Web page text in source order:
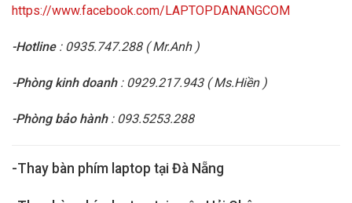
https://www.facebook.com/LAPTOPDANANGCOM
-Hotline: 0935.747.288 ( Mr.Anh )
-Phòng kinh doanh: 0929.217.943 ( Ms.Hiền )
-Phòng bảo hành: 093.5253.288
-Thay bàn phím laptop tại Đà Nẵng